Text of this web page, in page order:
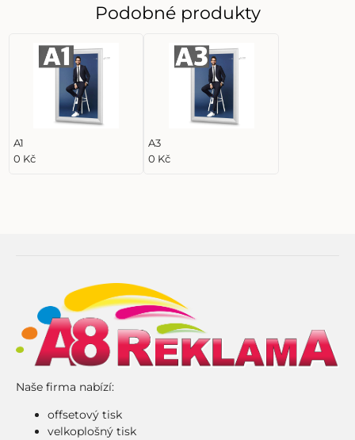
Podobné produkty
A1
0 Kč
A3
0 Kč
Naše firma nabízí:
offsetový tisk
velkoplošný tisk